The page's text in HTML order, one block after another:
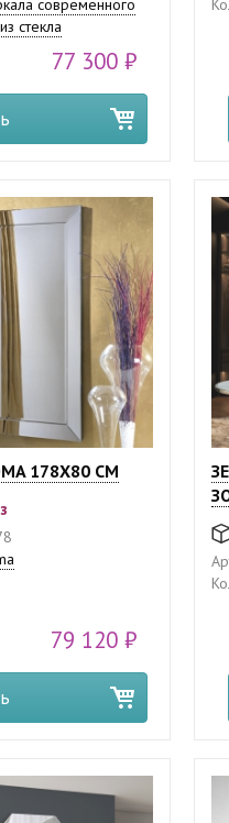
стекла
77 300 ₽
178X80 СМ
79 120 ₽